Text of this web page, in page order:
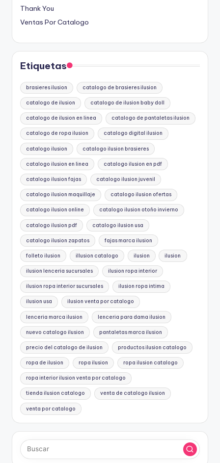
Thank You
Ventas Por Catalogo
Etiquetas
brasieres ilusion catalogo de brasieres ilusion
catalogo de ilusion catalogo de ilusion baby doll
catalogo de ilusion en linea catalogo de pantaletas ilusion
catalogo de ropa ilusion catalogo digital ilusion
catalogo ilusion catalogo ilusion brasieres
catalogo ilusion en linea catalogo ilusion en pdf
catalogo ilusion fajas catalogo ilusion juvenil
catalogo ilusion maquillaje catalogo ilusion ofertas
catalogo ilusion online catalogo ilusion otoño invierno
catalogo ilusion pdf catalogo ilusion usa
catalogo ilusion zapatos fajas marca ilusion
folleto ilusion illusion catalogo ilusion ilusion
ilusion lenceria sucursales ilusion ropa interior
ilusion ropa interior sucursales ilusion ropa intima
ilusion usa ilusion venta por catalogo
lenceria marca ilusion lenceria para dama ilusion
nuevo catalogo ilusion pantaletas marca ilusion
precio del catalogo de ilusion productos ilusion catalogo
ropa de ilusion ropa ilusion ropa ilusion catalogo
ropa interior ilusion venta por catalogo
tienda ilusion catalogo venta de catalogo ilusion
venta por catalogo